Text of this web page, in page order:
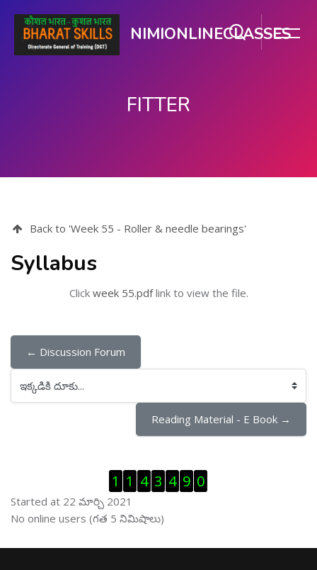
NIMIONLINECLASSES
FITTER
Back to 'Week 55 - Roller & needle bearings'
Syllabus
Click week 55.pdflink to view the file.
← Discussion Forum
ఇక్కడికి దూకు...
Reading Material - E Book →
Visitor Counter ను తప్పించు
1 1 4 3 4 9 0
Started at 22 మార్చి 2021
ఆన్ లైను వాడుకరులు ను తప్పించు
No online users (గత 5 నిమిషాలు)